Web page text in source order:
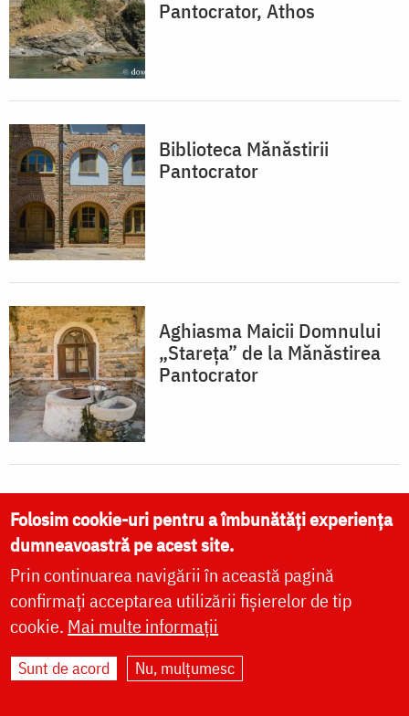
Pantocrator, Athos
Biblioteca Mănăstirii
Pantocrator
Aghiasma Maicii Domnului
„Stareța” de la Mănăstirea
Pantocrator
AȘEZĂMINTE DIN SUBORDINE
vezi mai multe »
Folosim cookie-uri pentru a îmbunătăți experiența
dumneavoastră pe acest site.
Prin continuarea navigării în această pagină
confirmați acceptarea utilizării fișierelor de tip
cookie. Mai multe informații
Sunt de acord Nu, mulțumesc